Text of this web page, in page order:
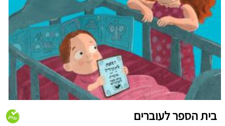
בית הספר לעוברים